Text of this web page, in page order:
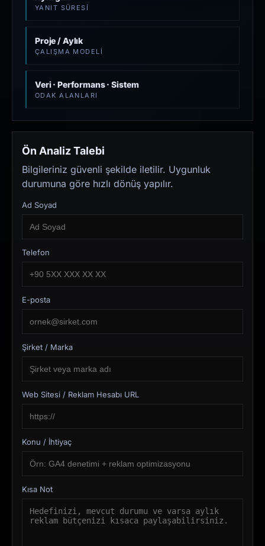
YANIT SÜRESI
Proje / Aylık
ÇALIŞMA MODELI
Veri · Performans · Sistem
ODAK ALANLARI
Ön Analiz Talebi
Bilgileriniz güvenli şekilde iletilir. Uygunluk
durumuna göre hızlı dönüş yapılır.
Ad Soyad
Telefon
E-posta
Şirket / Marka
Web Sitesi / Reklam Hesabı URL
Konu / İhtiyaç
Kısa Not